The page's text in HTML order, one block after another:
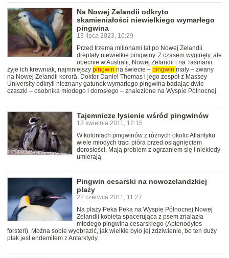
Na Nowej Zelandii odkryto
skamieniałości niewielkiego wymarłego
pingwina
13 lipca 2023, 10:29
Przed trzema milionami lat po Nowej Zelandii
dreptały niewielkie pingwiny. Z czasem wyginęły, ale
obecnie w Australii, Nowej Zelandii i na Tasmanii
żyje ich krewniak, najmniejszy pingwin na świecie – pingwin mały – zwany
na Nowej Zelandii kororā. Doktor Daniel Thomas i jego zespół z Massey
University odkryli nieznany gatunek wymarłego pingwina badając dwie
czaszki – osobnika młodego i dorosłego – znalezione na Wyspie Północnej.
Tajemnicze łysienie wśród pingwinów
13 kwietnia 2011, 12:15
W koloniach pingwinów z różnych okolic Atlantyku
wiele młodych traci pióra przed osiągnięciem
dorosłości. Mają problem z ogrzaniem się i niekiedy
umierają.
Pingwin cesarski na nowozelandzkiej
plaży
22 czerwca 2011, 11:27
Na plaży Peka Peka na Wyspie Północnej Nowej
Zelandii kobieta spacerująca z psem znalazła
młodego pingwina cesarskiego (Aptenodytes
forsteri). Można sobie wyobrazić, jak wielkie było jej zdziwienie, bo ten duży
ptak jest endemitem z Antarktydy.